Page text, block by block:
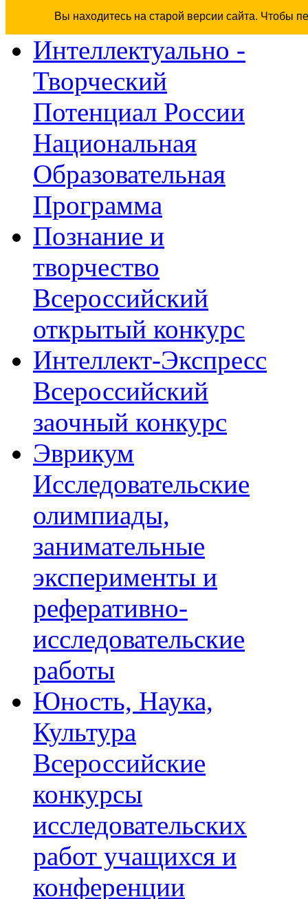
Вы находитесь на старой версии сайта. Чтобы
Интеллектуально -
Творческий
Потенциал России
Национальная
Образовательная
Программа
Познание и
творчество
Всероссийский
открытый конкурс
Интеллект-Экспресс
Всероссийский
заочный конкурс
Эврикум
Исследовательские
олимпиады,
занимательные
эксперименты и
реферативно-
исследовательские
работы
Юность, Наука,
Культура
Всероссийские
конкурсы
исследовательских
работ учащихся и
конференции